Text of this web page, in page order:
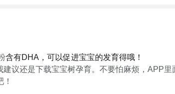
含有DHA，可以促进宝宝的发育得哦！
议还是下载宝宝树孕育。不要怕麻烦，APP